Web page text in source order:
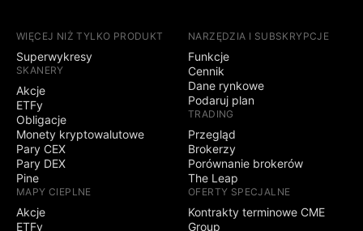
WIĘCEJ NIŻ TYLKO PRODUKT
Superwykresy
SKANERY
Akcje
ETFy
Obligacje
Monety kryptowalutowe
Pary CEX
Pary DEX
Pine
MAPY CIEPLNE
Akcje
ETFy
NARZĘDZIA I SUBSKRYPCJE
Funkcje
Cennik
Dane rynkowe
Podaruj plan
TRADING
Przegląd
Brokerzy
Porównanie brokerów
The Leap
OFERTY SPECJALNE
Kontrakty terminowe CME
Group